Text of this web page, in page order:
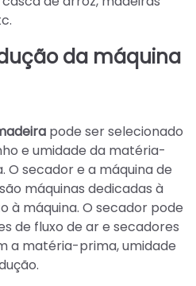
da máquina
pode ser selecionado
e umidade da matéria-
O secador e a máquina de
máquinas dedicadas à
à máquina. O secador pode
de fluxo de ar e secadores
a matéria-prima, umidade